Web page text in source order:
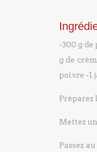
-300 g de
g de
poivre -1
Préparez
Mettez
Passez